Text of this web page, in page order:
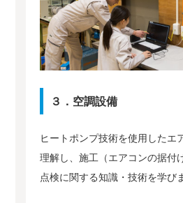
３．空調設備
ヒートポンプ技術を使用したエ
理解し、施工（エアコンの据付
点検に関する知識・技術を学び